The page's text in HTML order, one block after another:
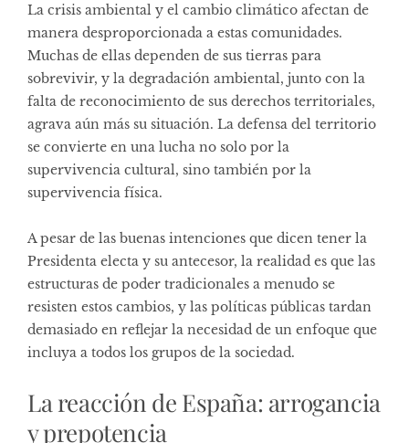
La crisis ambiental y el cambio climático afectan de
manera desproporcionada a estas comunidades.
Muchas de ellas dependen de sus tierras para
sobrevivir, y la degradación ambiental, junto con la
falta de reconocimiento de sus derechos territoriales,
agrava aún más su situación. La defensa del territorio
se convierte en una lucha no solo por la
supervivencia cultural, sino también por la
supervivencia física.
A pesar de las buenas intenciones que dicen tener la
Presidenta electa y su antecesor, la realidad es que las
estructuras de poder tradicionales a menudo se
resisten estos cambios, y las políticas públicas tardan
demasiado en reflejar la necesidad de un enfoque que
incluya a todos los grupos de la sociedad.
La reacción de España: arrogancia
y prepotencia